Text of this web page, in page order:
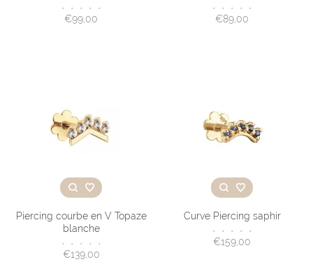
• • • • •
€99,00
• • • • •
€89,00
Piercing courbe en V Topaze
blanche
• • • • •
€139,00
Curve Piercing saphir
• • • • •
€159,00